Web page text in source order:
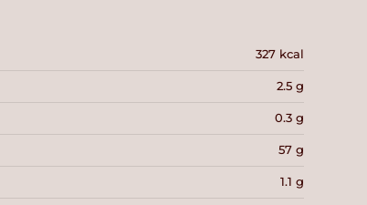
327 kcal
2.5 g
0.3 g
57 g
1.1 g